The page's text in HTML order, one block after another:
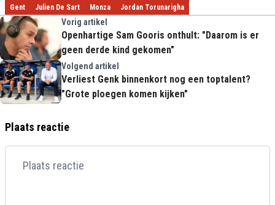
Gent Julien De Sart Monza Jordan Torunarigha
Vorig artikel
Openhartige Sam Gooris onthult: "Daarom is er
geen derde kind gekomen"
Volgend artikel
Verliest Genk binnenkort nog een toptalent?
"Grote ploegen komen kijken"
Plaats reactie